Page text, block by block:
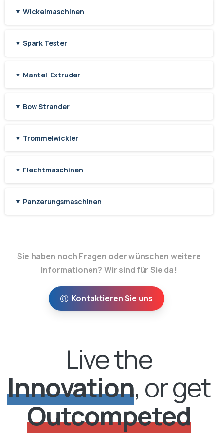
▼ Wickelmaschinen
▼ Spark Tester
▼ Mantel-Extruder
▼ Bow Strander
▼ Trommelwickler
▼ Flechtmaschinen
▼ Panzerungsmaschinen
Sie haben noch Fragen oder wünschen weitere
Informationen? Wir sind für Sie da!
Kontaktieren Sie uns
Live the
Innovation, or get
Outcompeted